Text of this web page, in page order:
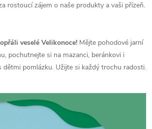
rostoucí zájem o naše produkty a vaši přízeň.
veselé Velikonoce! Mějte pohodové jarní
pochutnejte si na mazanci, beránkovi i
dětmi pomlázku. Užijte si každý trochu radosti.